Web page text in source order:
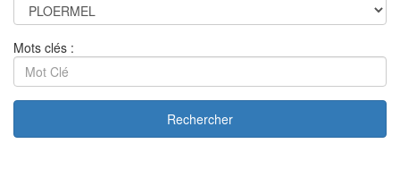
Mots clés :
Rechercher